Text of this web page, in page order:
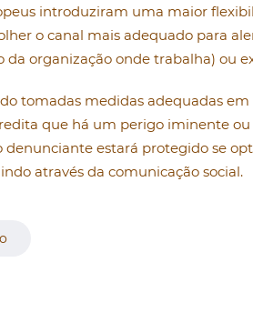
introduziram uma maior
o canal mais adequado para
da organização onde trabalha) ou
tomadas medidas adequadas
que há um perigo iminente
denunciante estará protegido se
através da comunicação social.